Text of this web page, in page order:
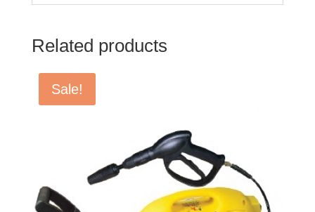
Related products
Sale!